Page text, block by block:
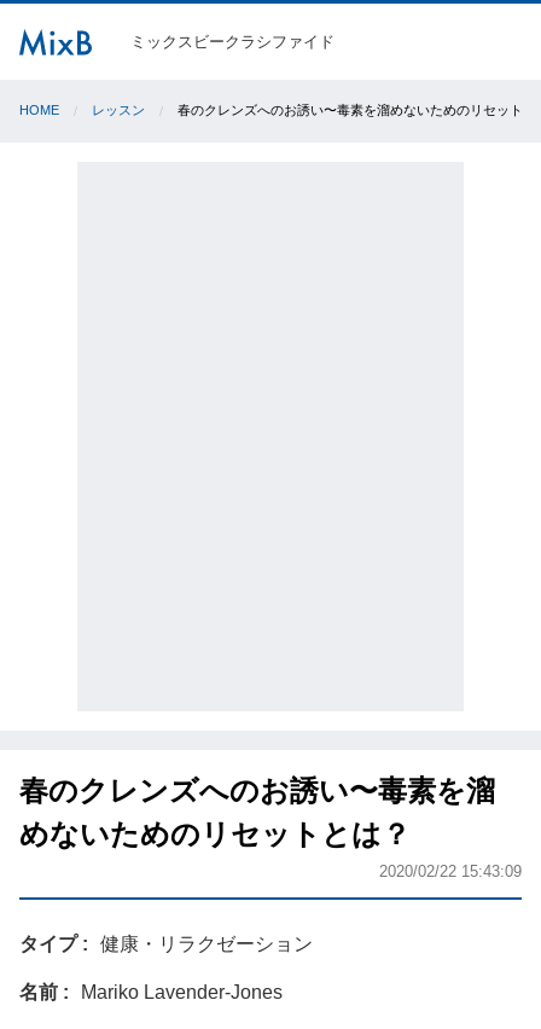
ミックスビークラシファイド
HOME レッスン 春のクレンズへのお誘い〜毒素を溜めないためのリセットと
春のクレンズへのお誘い〜毒素を溜
めないためのリセットとは？
2020/02/22 15:43:09
タイプ 健康・リラクゼーション
名前 Mariko Lavender-Jones